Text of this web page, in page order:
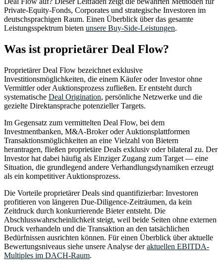
Private-Equity-Fonds, Corporates und strategische Investoren im
deutschsprachigen Raum. Einen Überblick über das gesamte
Leistungsspektrum bieten unsere Buy-Side-Leistungen.
Was ist proprietärer Deal Flow?
Proprietärer Deal Flow bezeichnet exklusive
Investitionsmöglichkeiten, die einem Käufer oder Investor ohne
Vermittler oder Auktionsprozess zufließen. Er entsteht durch
systematische Deal Origination, persönliche Netzwerke und die
gezielte Direktansprache potenzieller Targets.
Im Gegensatz zum vermittelten Deal Flow, bei dem
Investmentbanken, M&A-Broker oder Auktionsplattformen
Transaktionsmöglichkeiten an eine Vielzahl von Bietern
herantragen, fließen proprietäre Deals exklusiv oder bilateral zu. Der
Investor hat dabei häufig als Einziger Zugang zum Target — eine
Situation, die grundlegend andere Verhandlungsdynamiken erzeugt
als ein kompetitiver Auktionsprozess.
Die Vorteile proprietärer Deals sind quantifizierbar: Investoren
profitieren von längeren Due-Diligence-Zeiträumen, da kein
Zeitdruck durch konkurrierende Bieter entsteht. Die
Abschlusswahrscheinlichkeit steigt, weil beide Seiten ohne externen
Druck verhandeln und die Transaktion an den tatsächlichen
Bedürfnissen ausrichten können. Für einen Überblick über aktuelle
Bewertungsniveaus siehe unsere Analyse der aktuellen EBITDA-
Multiples im DACH-Raum.